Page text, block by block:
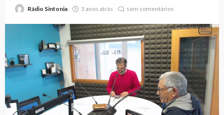
Rádio Sintonia 3 anos atrás sem comentários